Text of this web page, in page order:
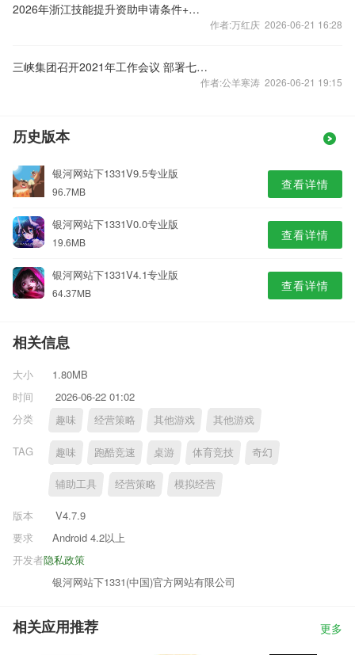
2026年浙江技能提升资助申请条件+证书范围
作者:万红庆 2026-06-21 16:28
三峡集团召开2021年工作会议 部署七大重点工作
作者:公羊寒涛 2026-06-21 19:15
历史版本
银河网站下1331V9.5专业版
96.7MB 查看详情
银河网站下1331V0.0专业版
19.6MB 查看详情
银河网站下1331V4.1专业版
64.37MB 查看详情
相关信息
大小
1.80MB
时间
2026-06-22 01:02
分类
趣味 经营策略 其他游戏 其他游戏
TAG 趣味 跑酷竞速 桌游 体育竞技 奇幻
辅助工具 经营策略 模拟经营
版本
V4.7.9
要求
Android 4.2以上
隐私政策
开发者
银河网站下1331(中国)官方网站有限公司
相关应用推荐 更多